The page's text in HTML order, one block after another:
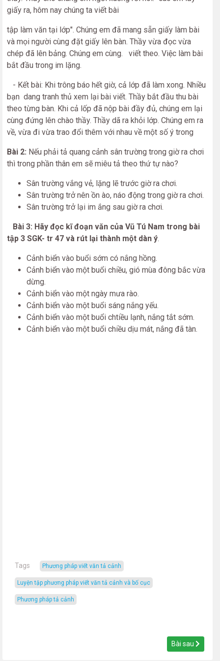
giấy ra, hôm nay chúng ta viết bài
tập làm văn tại lớp". Chúng em đã mang sẵn giấy làm bài
và mọi người cùng đặt giấy lên bàn. Thầy vừa đọc vừa
chép đã lên bảng. Chúng em cùng. viết theo. Việc làm bài
bắt đầu trong im lặng.
- Kết bài: Khi trông báo hết giờ, cả lớp đã làm xong. Nhiều
bạn dang tranh thủ xem lại bài viết. Thầy bắt đầu thu bài
theo từng bàn. Khi cả lốp đã nộp bài đầy đủ, chúng em lại
cùng đứng lên chào thầy. Thầy dã ra khỏi lớp. Chúng em ra
về, vừa đi vừa trao đổi thêm với nhau về một số ý trong
Bài 2: Nếu phải tả quang cảnh sân trường trong giờ ra chơi
thì trong phần thân em sẽ miêu tả theo thứ tự nào?
Sân trường vắng vẻ, lặng lẽ trước giờ ra chơi.
Sân trường trở nên ồn ào, náo động trong giờ ra chơi.
Sân trường trở lại im ắng sau giờ ra chơi.
Bài 3: Hãy đọc kĩ đoạn văn của Vũ Tú Nam trong bài
tập 3 SGK- tr 47 và rút lại thành một dàn ý.
Cảnh biển vào buổi sớm có nắng hồng.
Cảnh biển vào một buổi chiều, gió mùa đông bắc vừa
dừng.
Cảnh biển vào một ngày mưa rào.
Cảnh biển vào một buổi sáng nắng yếu.
Cảnh biển vào một buổi chtiều lạnh, nắng tắt sớm.
Cảnh biển vào một buổi chiều dịu mát, nắng đã tàn.
Tags Phương pháp viết văn tả cảnh
luyện tập phương pháp viết văn tả cảnh và bố cục
Phương pháp tả cảnh
Bài sau